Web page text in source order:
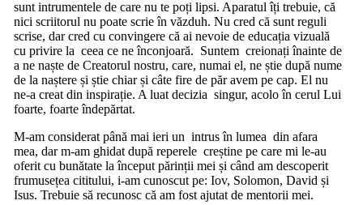
sunt intrumentele de care nu te poți lipsi. Aparatul îți trebuie, că
nici scriitorul nu poate scrie în văzduh. Nu cred că sunt reguli
scrise, dar cred cu convingere că ai nevoie de educația vizuală
cu privire la ceea ce ne înconjoară. Suntem creionați înainte de
a ne naște de Creatorul nostru, care, numai el, ne știe după nume
de la naștere și știe chiar și câte fire de păr avem pe cap. El nu
ne-a creat din inspirație. A luat decizia singur, acolo în cerul Lui
foarte, foarte îndepărtat.
M-am considerat până mai ieri un intrus în lumea din afara
mea, dar m-am ghidat după reperele creștine pe care mi le-au
oferit cu bunătate la început părinții mei și când am descoperit
frumusețea cititului, i-am cunoscut pe: Iov, Solomon, David și
Isus. Trebuie să recunosc că am fost ajutat de mentorii mei.